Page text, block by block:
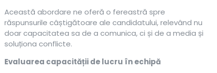
Această abordare ne oferă o fereastră spre
răspunsurile câștigătoare ale candidatului, relevând nu
doar capacitatea sa de a comunica, ci și de a media și
soluționa conflicte.
Evaluarea capacității de lucru în echipă